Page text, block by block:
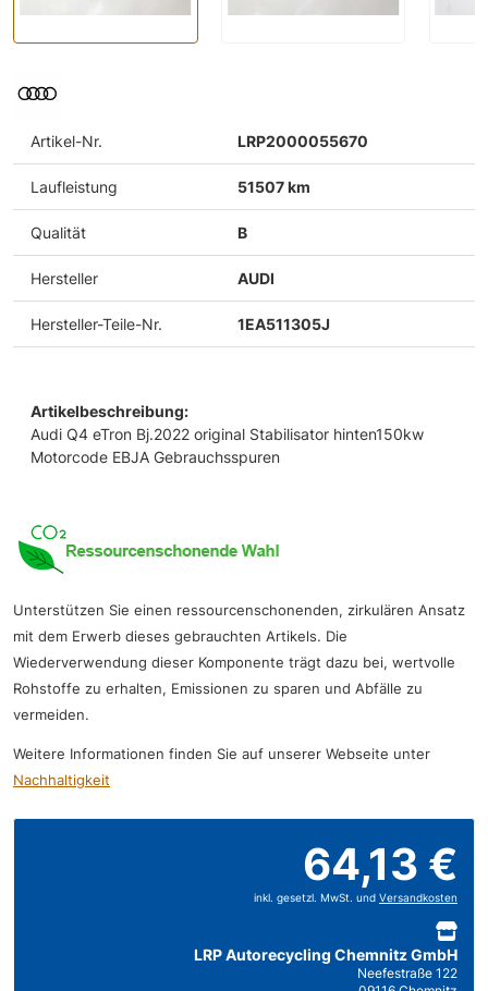
Artikel-Nr. LRP2000055670
Laufleistung 51507 km
Qualität B
Hersteller AUDI
Hersteller-Teile-Nr. 1EA511305J
Artikelbeschreibung:
Audi Q4 eTron Bj.2022 original Stabilisator hinten150kw
Motorcode EBJA Gebrauchsspuren
Unterstützen Sie einen ressourcenschonenden, zirkulären Ansatz
mit dem Erwerb dieses gebrauchten Artikels. Die
Wiederverwendung dieser Komponente trägt dazu bei, wertvolle
Rohstoffe zu erhalten, Emissionen zu sparen und Abfälle zu
vermeiden.
Weitere Informationen finden Sie auf unserer Webseite unter
Nachhaltigkeit
64,13 €
inkl. gesetzl. MwSt. und Versandkosten
LRP Autorecycling Chemnitz GmbH
Neefestraße 122